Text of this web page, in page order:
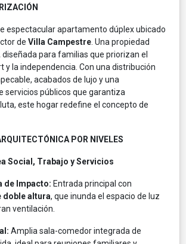
espectacular apartamento dúplex ubicado
de Villa Campestre . Una propiedad
diseñada para familias que priorizan el
y la independencia. Con una distribución
acabados de lujo y una
servicios públicos que garantiza
este hogar redefine el concepto de
POR NIVELES
Social, Trabajo y Servicios
de Impacto: Entrada principal con
doble altura, que inunda el espacio de luz
ventilación.
Amplia sala-comedor integrada de